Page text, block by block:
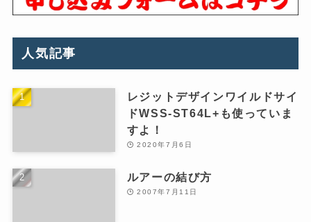
人気記事
レジットデザインワイルドサイ
ドWSS-ST64L+も使っていま
すよ！
2020年7月6日
ルアーの結び方
2007年7月11日